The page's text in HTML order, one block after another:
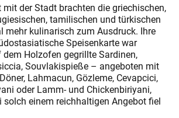
mit der Stadt brachten die griechischen,
tamilischen und türkischen
mehr kulinarisch zum Ausdruck. Ihre
Speisenkarte war
Holzofen gegrillte Sardinen,
Souvlakispieße – angeboten mit
Lahmacun, Gözleme, Cevapcici,
oder Lamm- und Chickenbiriyani,
einem reichhaltigen Angebot fiel